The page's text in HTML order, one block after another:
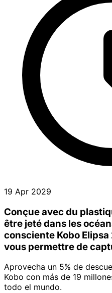
19 Apr 2029
Conçue avec du
être jeté dans les
consciente Kobo
vous permettre de
Aprovecha un 5% de
Kobo con más de 19
todo el mundo.